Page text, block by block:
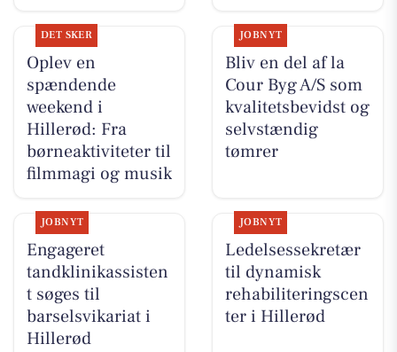
DET SKER
Oplev en
spændende
weekend i
Hillerød: Fra
børneaktiviteter til
filmmagi og musik
JOBNYT
Bliv en del af la
Cour Byg A/S som
kvalitetsbevidst og
selvstændig
tømrer
JOBNYT
Engageret
tandklinikassisten
t søges til
barselsvikariat i
Hillerød
JOBNYT
Ledelsessekretær
til dynamisk
rehabiliteringscen
ter i Hillerød